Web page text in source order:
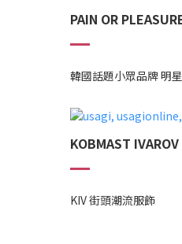
PAIN OR
韓國話題小眾品牌 明
KOBMAST IVAROV
KIV 街頭潮流服飾